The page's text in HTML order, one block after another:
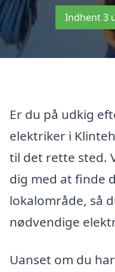
Indhent 3
Er du på udkig
elektriker i
til det rette sted.
dig med at finde
lokalområde, så
nødvendige
Uanset om du